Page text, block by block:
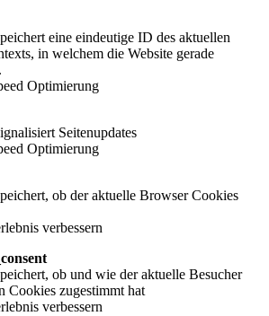
eine eindeutige ID des aktuellen
in welchem die Website gerade
Optimierung
Seitenupdates
Optimierung
ob der aktuelle Browser Cookies
verbessern
ob und wie der aktuelle Besucher
Cookies zugestimmt hat
verbessern